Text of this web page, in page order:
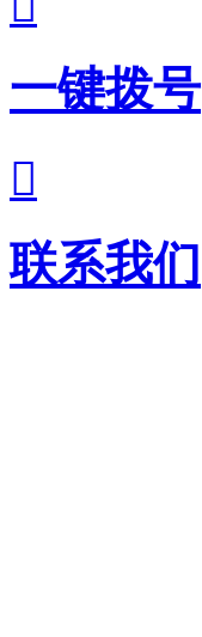
一键拨号

联系我们